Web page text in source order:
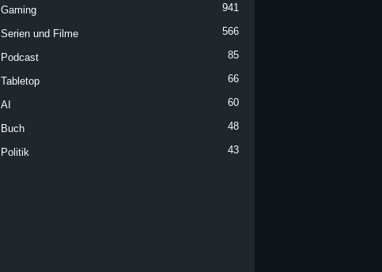
Gaming 941
Serien und Filme 566
Podcast 85
Tabletop 66
AI 60
Buch 48
Politik 43